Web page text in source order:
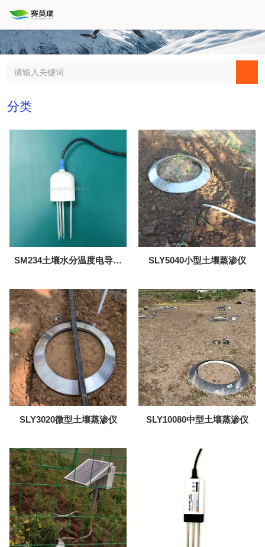
分类
SM234土壤水分温度电导率
SLY5040小型土壤蒸渗仪
SLY3020微型土壤蒸渗仪 SLY10080中型土壤蒸渗仪